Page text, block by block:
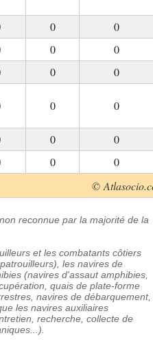
©
0
0
0
0
0
0
0 0
0
0
0 0
reconnue par la majorité de la
et les combatants côtiers
les navires de
(navires d'assaut amphibies,
quais de plate-forme
navires de débarquement,
les navires auxiliaires
recherche, collecte de